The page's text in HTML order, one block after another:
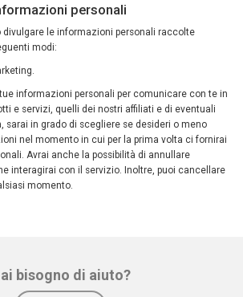
personali
le informazioni personali raccolte
modi:
informazioni personali per comunicare con te in
e servizi, quelli dei nostri affiliati e di eventuali
sarai in grado di scegliere se desideri o meno
nel momento in cui per la prima volta ci fornirai
Avrai anche la possibilità di annullare
interagirai con il servizio. Inoltre, puoi cancellare
momento.
bisogno di aiuto?